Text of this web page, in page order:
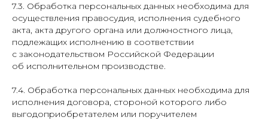
7.3. Обработка персональных данных необходима для
осуществления правосудия, исполнения судебного
акта, акта другого органа или должностного лица,
подлежащих исполнению в соответствии
с законодательством Российской Федерации
об исполнительном производстве.
7.4. Обработка персональных данных необходима для
исполнения договора, стороной которого либо
выгодоприобретателем или поручителем